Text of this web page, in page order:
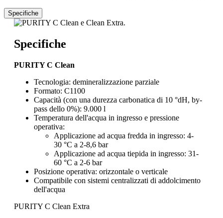
Specifiche
Specifiche
PURITY C Clean
Tecnologia: demineralizzazione parziale
Formato: C1100
Capacità (con una durezza carbonatica di 10 °dH, by-
pass dello 0%): 9.000 l
Temperatura dell'acqua in ingresso e pressione
operativa:
Applicazione ad acqua fredda in ingresso: 4-
30 °C a 2-8,6 bar
Applicazione ad acqua tiepida in ingresso: 31-
60 °C a 2-6 bar
Posizione operativa: orizzontale o verticale
Compatibile con sistemi centralizzati di addolcimento
dell'acqua
PURITY C Clean Extra